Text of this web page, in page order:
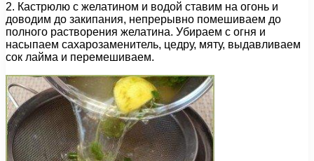
2. Кастрюлю с желатином и водой ставим на огонь и
доводим до закипания, непрерывно помешиваем до
полного растворения желатина. Убираем с огня и
насыпаем сахарозаменитель, цедру, мяту, выдавливаем
сок лайма и перемешиваем.